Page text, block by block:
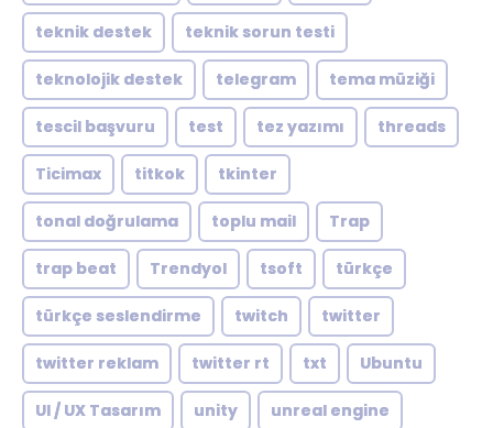
teknik destek teknik sorun testi
teknolojik destek telegram tema müziği
tescil başvuru test tez yazımı threads
Ticimax titkok tkinter
tonal doğrulama toplu mail Trap
trap beat Trendyol tsoft türkçe
türkçe seslendirme twitch twitter
twitter reklam twitter rt txt Ubuntu
UI / UX Tasarım unity unreal engine